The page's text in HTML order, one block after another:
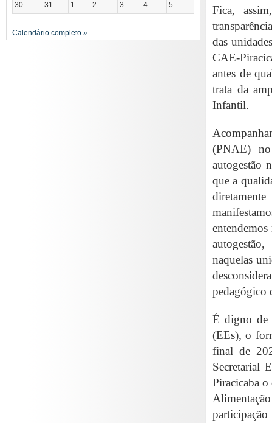
Fica,
das
CAE-
antes de
trata da
Infantil.
(PNAE)
autogestão
que a
naquelas
pedagógico
É digno de
(EEs), o
final de
Secretarial
Piracicaba o
30 31 1 2 3 4 5
Calendário completo »